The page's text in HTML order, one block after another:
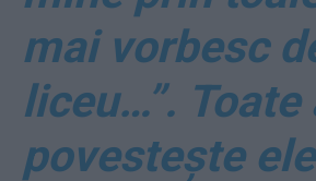
mai vorbesc
liceu…”. Toate
povestește